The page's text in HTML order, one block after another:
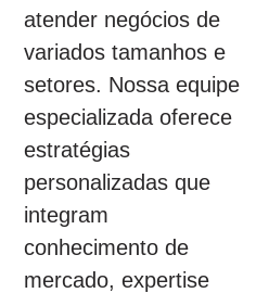
atender negócios de
variados tamanhos e
setores. Nossa equipe
especializada oferece
estratégias
personalizadas que
integram
conhecimento de
mercado, expertise